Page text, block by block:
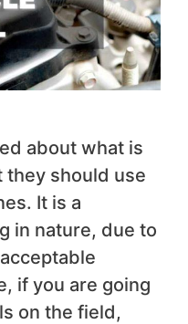
about what is
they should use
It is a
in nature, due to
if you are going
on the field,